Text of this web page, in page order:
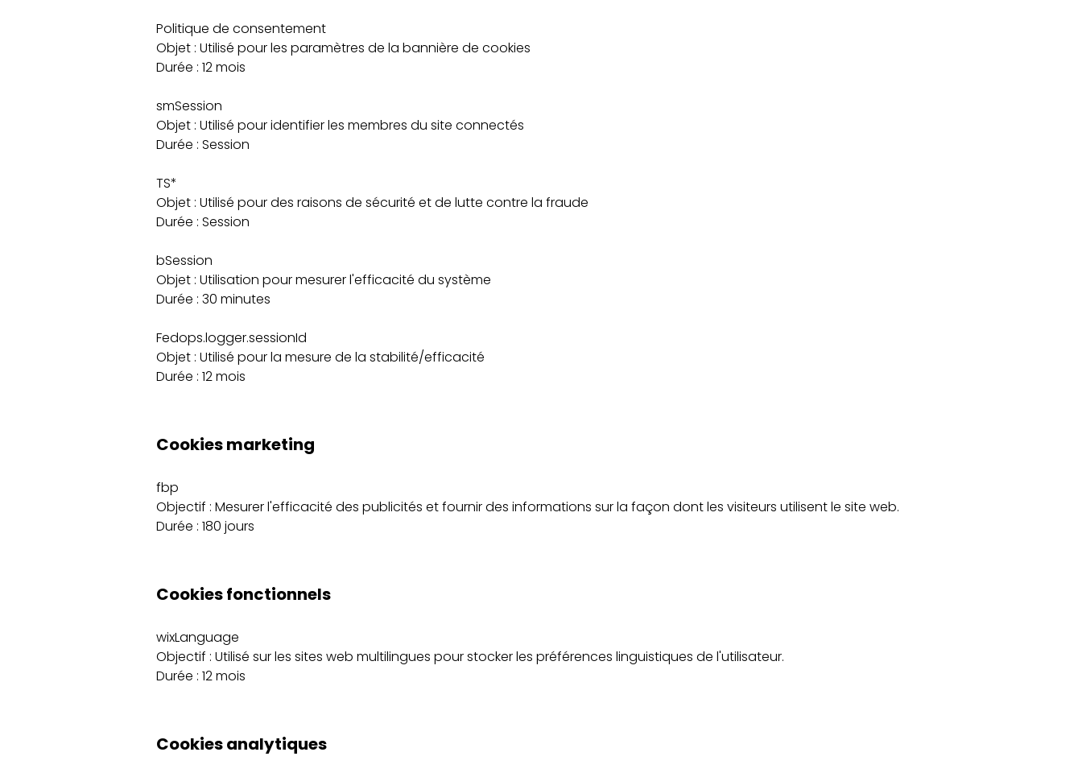
Politique de consentement
Objet : Utilisé pour les paramètres de la bannière de cookies
Durée : 12 mois
smSession
Objet : Utilisé pour identifier les membres du site connectés
Durée : Session
TS*
Objet : Utilisé pour des raisons de sécurité et de lutte contre la fraude
Durée : Session
bSession
Objet : Utilisation pour mesurer l'efficacité du système
Durée : 30 minutes
Fedops.logger.sessionId
Objet : Utilisé pour la mesure de la stabilité/efficacité
Durée : 12 mois
Cookies marketing
fbp
Objectif : Mesurer l'efficacité des publicités et fournir des informations sur la façon dont les visiteurs utilisent le site web.
Durée : 180 jours
Cookies fonctionnels
wixLanguage
Objectif : Utilisé sur les sites web multilingues pour stocker les préférences linguistiques de l'utilisateur.
Durée : 12 mois
Cookies analytiques